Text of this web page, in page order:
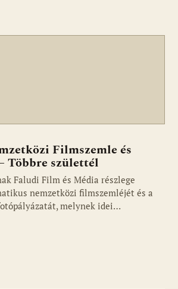
Filmszemle és
Többre születtél
Faludi Film és Média részlege
nemzetközi filmszemléjét és a
melynek idei…